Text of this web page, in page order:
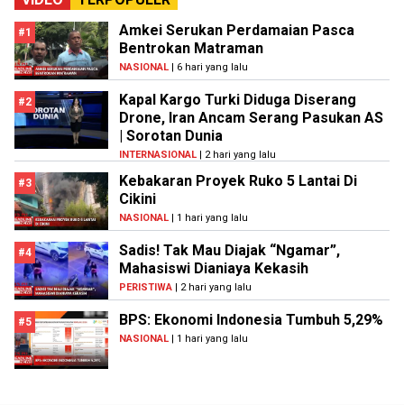
#1
Amkei Serukan Perdamaian Pasca
Bentrokan Matraman
NASIONAL | 6 hari yang lalu
#2
Kapal Kargo Turki Diduga Diserang
Drone, Iran Ancam Serang Pasukan AS
| Sorotan Dunia
INTERNASIONAL | 2 hari yang lalu
#3
Kebakaran Proyek Ruko 5 Lantai Di
Cikini
NASIONAL | 1 hari yang lalu
#4
Sadis! Tak Mau Diajak “Ngamar”,
Mahasiswi Dianiaya Kekasih
PERISTIWA | 2 hari yang lalu
#5 BPS: Ekonomi Indonesia Tumbuh 5,29%
NASIONAL | 1 hari yang lalu